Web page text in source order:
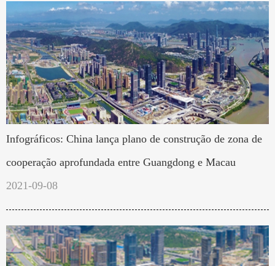
Infográficos: China lança plano de construção de zona de
cooperação aprofundada entre Guangdong e Macau
2021-09-08